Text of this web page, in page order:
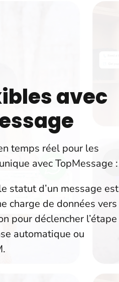
avec
temps réel pour les
avec TopMessage :
statut d’un message est
charge de données vers
pour déclencher l’étape
automatique ou